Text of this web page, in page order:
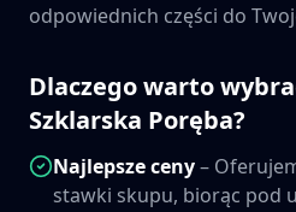
odpowiednich części do
Dlaczego warto
Szklarska Poręba?
Najlepsze ceny–
stawki skupu, biorąc pod